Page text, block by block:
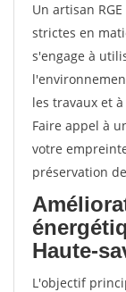
Un artisan
strictes en
s'engage à
les travaux et
Faire appel à
votre
préservation
Haute-
L'objectif